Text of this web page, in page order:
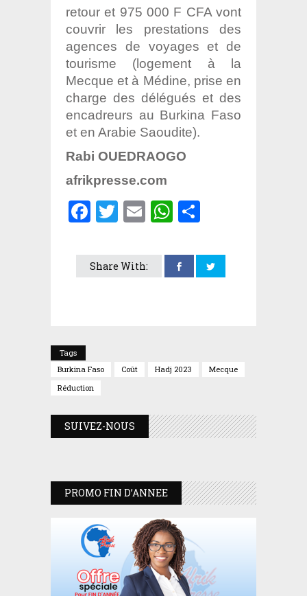
retour et 975 000 F CFA vont
couvrir les prestations des
agences de voyages et de
tourisme (logement à la
Mecque et à Médine, prise en
charge des délégués et des
encadreurs au Burkina Faso
et en Arabie Saoudite).
Rabi OUEDRAOGO
afrikpresse.com
Facebook
Twitter
EmailWhatsApp
Share With:
Tags
Burkina Faso
Coût Hadj 2023
Mecque
Réduction
SUIVEZ-NOUS
PROMO FIN D’ANNEE